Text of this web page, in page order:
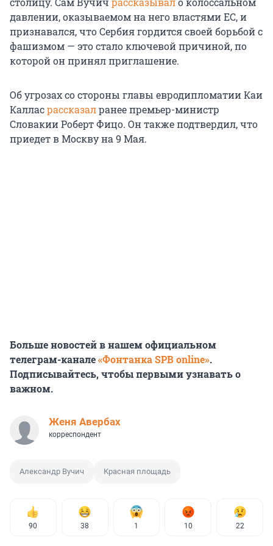
давлении, оказываемом на него властями ЕС, и
признавался, что Сербия гордится своей борьбой с
фашизмом — это стало ключевой причиной, по
которой он принял приглашение.
Об угрозах со стороны главы евродипломатии Каи
Калласрассказалранее премьер-министр
Словакии Роберт Фицо. Он также подтвердил, что
приедет в Москву на 9 Мая.
Больше новостей в нашем официальном
телеграм-канале«Фонтанка SPB online».
Подписывайтесь, чтобы первыми узнавать о
важном.
Женя Авербах
корреспондент
Александр Вучич Красная площадь
90 38 1 10 22